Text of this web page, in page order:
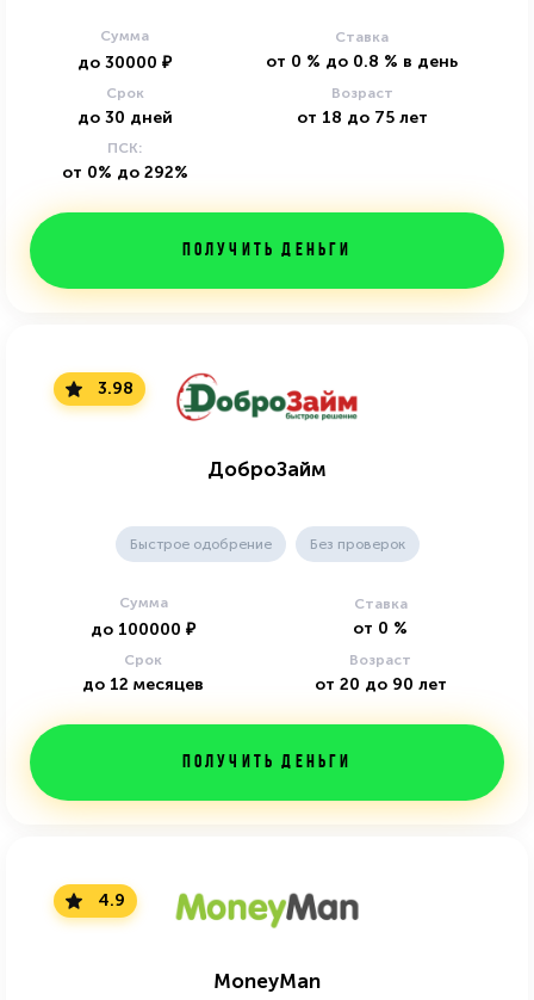
Сумма
до 30000 ₽
Ставка
от 0 % до 0.8 % в день
Срок
до 30 дней
Возраст
от 18 до 75 лет
ПСК:
от 0% до 292%
Получить деньги
3.98
ДоброЗайм
Быстрое одобрение Без проверок
Сумма
до 100000 ₽
Ставка
от 0 %
Срок
до 12 месяцев
Возраст
от 20 до 90 лет
Получить деньги
4.9
MoneyMan